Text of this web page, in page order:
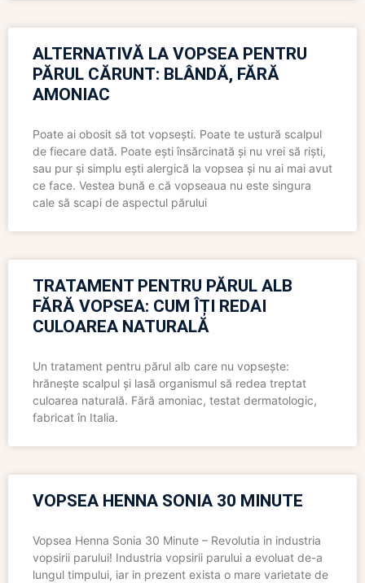
ALTERNATIVĂ LA VOPSEA PENTRU
PĂRUL CĂRUNT: BLÂNDĂ, FĂRĂ
AMONIAC
Poate ai obosit să tot vopsești. Poate te ustură scalpul
de fiecare dată. Poate ești însărcinată și nu vrei să riști,
sau pur și simplu ești alergică la vopsea și nu ai mai avut
ce face. Vestea bună e că vopseaua nu este singura
cale să scapi de aspectul părului
TRATAMENT PENTRU PĂRUL ALB
FĂRĂ VOPSEA: CUM ÎȚI REDAI
CULOAREA NATURALĂ
Un tratament pentru părul alb care nu vopsește:
hrănește scalpul și lasă organismul să redea treptat
culoarea naturală. Fără amoniac, testat dermatologic,
fabricat în Italia.
VOPSEA HENNA SONIA 30 MINUTE
Vopsea Henna Sonia 30 Minute – Revolutia in industria
vopsirii parului! Industria vopsirii parului a evoluat de-a
lungul timpului, iar in prezent exista o mare varietate de